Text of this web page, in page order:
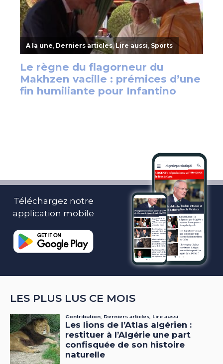
Téléchargez notre
application mobile
LES PLUS LUS CE MOIS